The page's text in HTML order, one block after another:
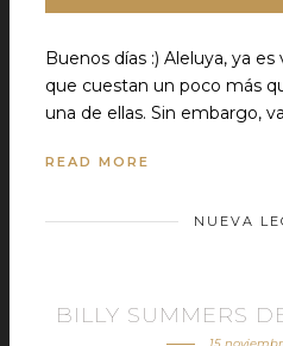
Buenos días :) Aleluya, ya
que cuestan un poco más
una de ellas. Sin embargo,
READ MORE
NUEVA
BILLY SUMMERS